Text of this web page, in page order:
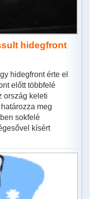
hidegfront
hidegfront érte el
előtt többfelé
ország keleti
meg
sokfelé
kísért